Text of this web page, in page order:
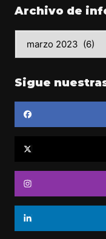
Archivo de
y
Sigue